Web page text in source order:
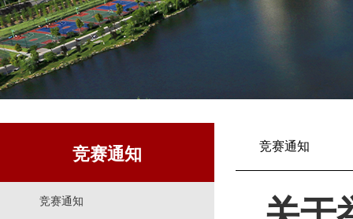
竞赛通知
竞赛通知
竞赛通知